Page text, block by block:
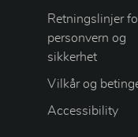
Retningslinjer
personvern og
sikkerhet
Vilkår og
Accessibility